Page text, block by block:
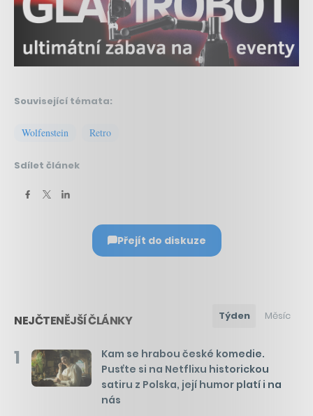
Související témata:
Wolfenstein Retro
Sdílet článek
Přejít do diskuze
NEJČTENĚJŠÍ ČLÁNKY Týden Měsíc
1
Kam se hrabou české komedie.
Pusťte si na Netflixu historickou
satiru z Polska, její humor platí i na
nás